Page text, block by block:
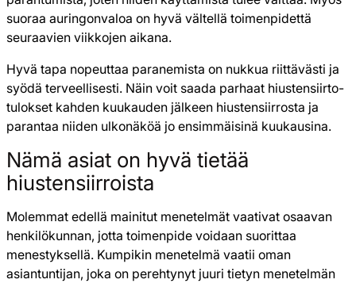
suoraa auringonvaloa on hyvä vältellä toimenpidettä
seuraavien viikkojen aikana.
Hyvä tapa nopeuttaa paranemista on nukkua riittävästi ja
syödä terveellisesti. Näin voit saada parhaat hiustensiirto-
tulokset kahden kuukauden jälkeen hiustensiirrosta ja
parantaa niiden ulkonäköä jo ensimmäisinä kuukausina.
Nämä asiat on hyvä tietää
hiustensiirroista
Molemmat edellä mainitut menetelmät vaativat osaavan
henkilökunnan, jotta toimenpide voidaan suorittaa
menestyksellä. Kumpikin menetelmä vaatii oman
asiantuntijan, joka on perehtynyt juuri tietyn menetelmän